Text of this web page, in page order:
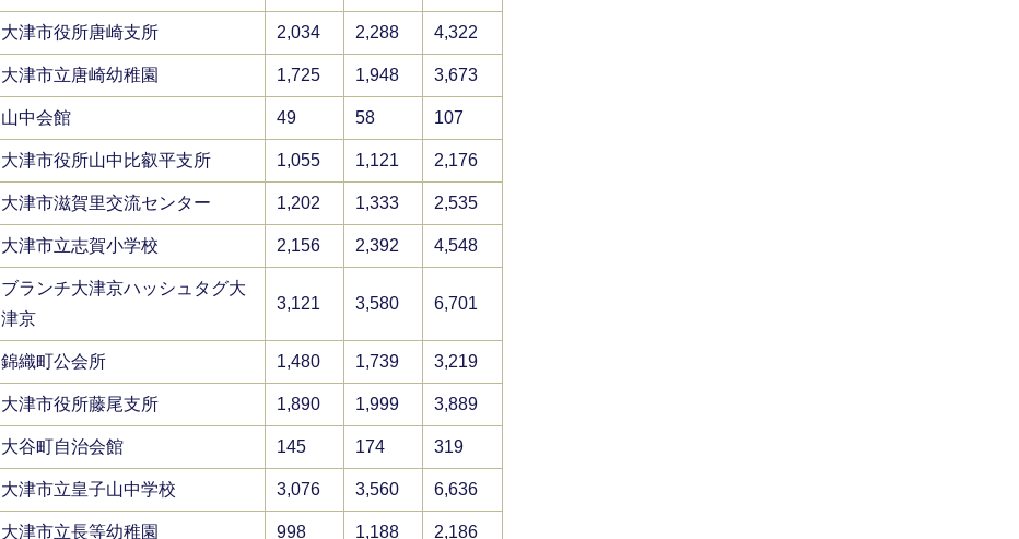
大津市役所唐崎支所 2,034 2,288 4,322
大津市立唐崎幼稚園 1,725 1,948 3,673
山中会館 49 58 107
大津市役所山中比叡平支所 1,055 1,121 2,176
大津市滋賀里交流センター 1,202 1,333 2,535
大津市立志賀小学校 2,156 2,392 4,548
ブランチ大津京ハッシュタグ大
津京
3,121 3,580 6,701
錦織町公会所 1,480 1,739 3,219
大津市役所藤尾支所 1,890 1,999 3,889
大谷町自治会館 145 174 319
大津市立皇子山中学校 3,076 3,560 6,636
大津市立長等幼稚園 998 1,188 2,186